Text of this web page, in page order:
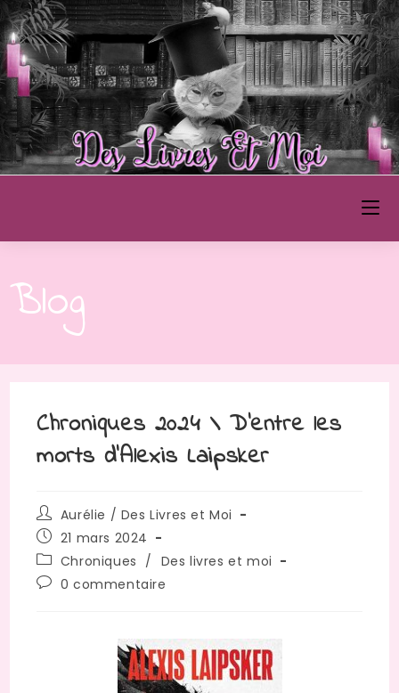
Blog
Chroniques 2024 \ D’entre les
morts d’Alexis Laipsker
Aurélie / Des Livres et Moi
21 mars 2024
Chroniques / Des livres et moi
0 commentaire